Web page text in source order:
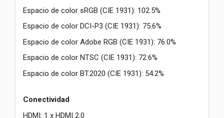
Espacio de color sRGB (CIE 1931): 102.5%
Espacio de color DCI-P3 (CIE 1931): 75.6%
Espacio de color Adobe RGB (CIE 1931): 76.0%
Espacio de color NTSC (CIE 1931): 72.6%
Espacio de color BT.2020 (CIE 1931): 54.2%
Conectividad
HDMI: 1 x HDMI 2.0